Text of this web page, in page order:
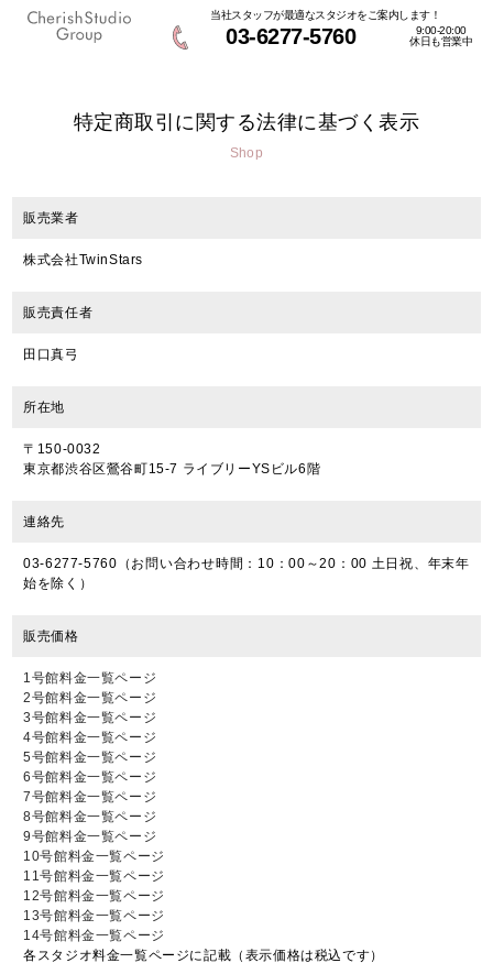
当社スタッフが最適なスタジオをご案内します！
03-6277-5760
9:00-20:00
休日も営業中
特定商取引に関する法律に基づく表示
Shop
販売業者
株式会社TwinStars
販売責任者
田口真弓
所在地
〒150‐0032
東京都渋谷区鶯谷町15-7 ライブリーYSビル6階
連絡先
03‐6277‐5760（お問い合わせ時間：10：00～20：00 土日祝、年末年
始を除く）
販売価格
1号館料金一覧ページ
2号館料金一覧ページ
3号館料金一覧ページ
4号館料金一覧ページ
5号館料金一覧ページ
6号館料金一覧ページ
7号館料金一覧ページ
8号館料金一覧ページ
9号館料金一覧ページ
10号館料金一覧ページ
11号館料金一覧ページ
12号館料金一覧ページ
13号館料金一覧ページ
14号館料金一覧ページ
各スタジオ料金一覧ページに記載（表示価格は税込です）